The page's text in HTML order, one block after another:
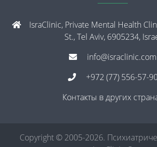
IsraClinic, Private Mental Health
St., Tel Aviv, 6905234,
info@israclinic.com
+972 (77) 556-57-
Контакты в других
Copyright © 2005-2026.